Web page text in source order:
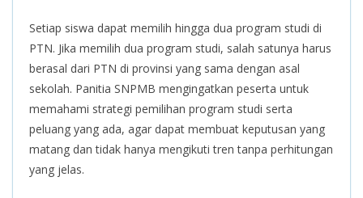
Setiap siswa dapat memilih hingga dua program studi di
PTN. Jika memilih dua program studi, salah satunya harus
berasal dari PTN di provinsi yang sama dengan asal
sekolah. Panitia SNPMB mengingatkan peserta untuk
memahami strategi pemilihan program studi serta
peluang yang ada, agar dapat membuat keputusan yang
matang dan tidak hanya mengikuti tren tanpa perhitungan
yang jelas.